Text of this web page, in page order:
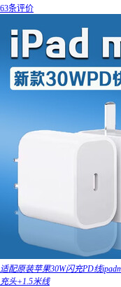
63条评价
适配原装苹果30W闪充PD线
充头+1.5米线